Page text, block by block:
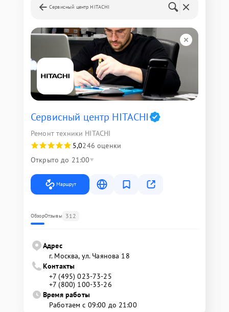
Сервисный центр HITACHI
Сервисный центр HITACHI
Ремонт техники HITACHI
5,0246 оценки
Открыто до 21:00
Маршрут
ОбзорОтзывы 312
Адрес
г. Москва, ул. Чаянова 18
Контакты
+7 (495) 023-73-25
+7 (800) 100-33-26
Время работы
Работаем с 09:00 до 21:00